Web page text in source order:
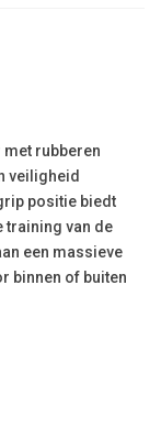
rubberen
veiligheid
positie biedt
training van de
een massieve
binnen of buiten